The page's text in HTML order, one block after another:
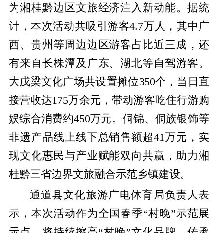
为湘桂黔边区文旅经济注入新动能。据统
计，本次活动共吸引游客4.7万人，其中广
西、贵州等周边边区游客占比近三成，还
有来自长株潭及广东、湖北等自驾游客。
大戊梁文化广场共设置摊位350个，当日直
接营收达175万余元，带动游客吃住行游购
娱综合消费约450万元。侗锦、侗族银饰等
非遗产品线上线下总销售额超41万元，实
现文化惠民与产业赋能双向共赢，助力湘
桂黔三省边界文旅融合示范乡镇建设。
通道县文化旅游广电体育局负责人表
示，本次活动作为全国春季“村晚”示范展